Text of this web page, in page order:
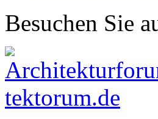
Besuchen Sie